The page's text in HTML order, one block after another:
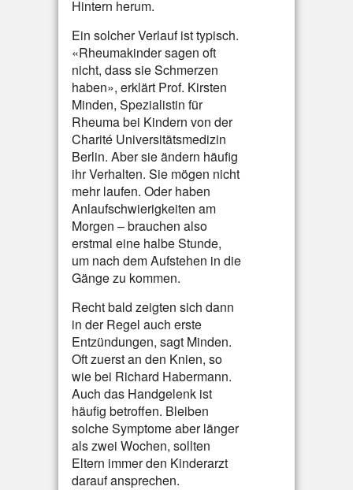
Hintern herum.
Ein solcher Verlauf ist typisch.
«Rheumakinder sagen oft
nicht, dass sie Schmerzen
haben», erklärt Prof. Kirsten
Minden, Spezialistin für
Rheuma bei Kindern von der
Charité Universitätsmedizin
Berlin. Aber sie ändern häufig
ihr Verhalten. Sie mögen nicht
mehr laufen. Oder haben
Anlaufschwierigkeiten am
Morgen – brauchen also
erstmal eine halbe Stunde,
um nach dem Aufstehen in die
Gänge zu kommen.
Recht bald zeigten sich dann
in der Regel auch erste
Entzündungen, sagt Minden.
Oft zuerst an den Knien, so
wie bei Richard Habermann.
Auch das Handgelenk ist
häufig betroffen. Bleiben
solche Symptome aber länger
als zwei Wochen, sollten
Eltern immer den Kinderarzt
darauf ansprechen.